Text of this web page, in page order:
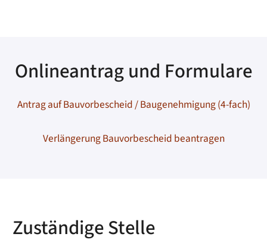
Onlineantrag und Formulare
Antrag auf Bauvorbescheid / Baugenehmigung (4-fach)
Verlängerung Bauvorbescheid beantragen
Zuständige Stelle